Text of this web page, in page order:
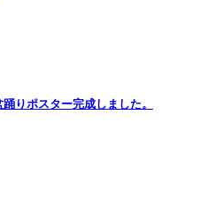
りポスター完成しました。